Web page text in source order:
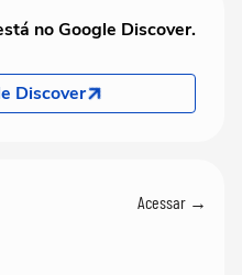
no Google Discover.
Discover
Acessar →